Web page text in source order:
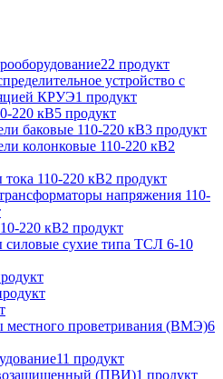
22 продукт
устройство с
КРУЭ1 продукт
220 кВ5 продукт
баковые 110-220 кВ3 продукт
колонковые 110-220 кВ2
110-220 кВ2 продукт
напряжения 110-
220 кВ2 продукт
силовые сухие типа ТСЛ 6-10
местного проветривания (ВМЭ)6
11 продукт
(ПВИ)1 продукт